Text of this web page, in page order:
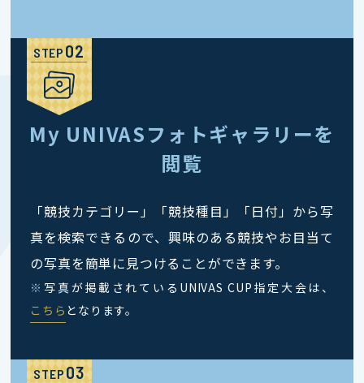
STEP
My UNIVASフォトギャラリーを
閲覧
「競技カテゴリー」「競技種目」「日付」から写
真を検索できるので、興味のある競技やお目当て
の写真を簡単に見つけることができます。
※ 写真が掲載されているUNIVAS CUP指定大会は、
こちら となります。
STEP